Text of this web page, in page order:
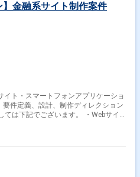
】金融系サイト制作案件
ト・スマートフォンアプリケーショ
件定義、設計、制作ディレクション
ては下記でございます。 ・Webサイ
企画戦略・要件定義、仕様書作成、